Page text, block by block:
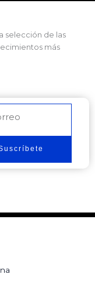
selección de las
más